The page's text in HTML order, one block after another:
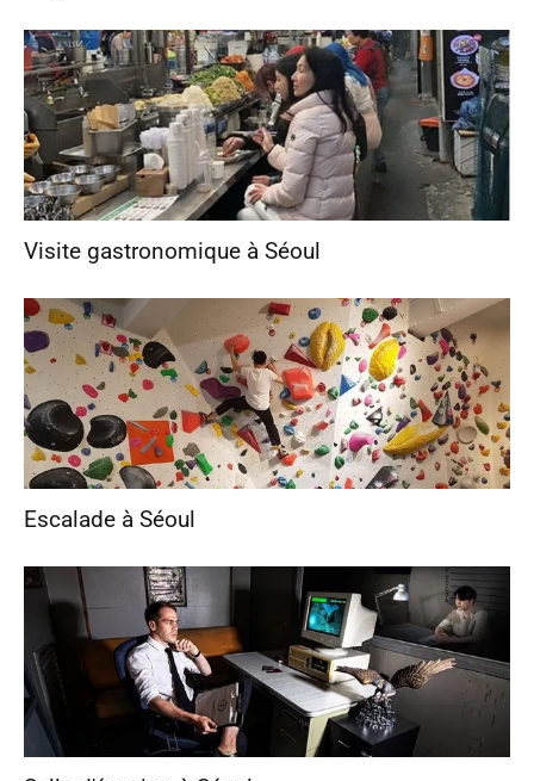
Visite gastronomique à Séoul
Escalade à Séoul